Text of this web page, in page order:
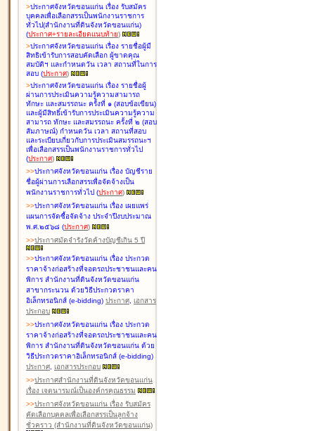
>ประกาศจังหวัดขอนแก่น เรื่อง รับสมัคร
บุคคลเพื่อเลือกสรรเป็นพนักงานราชการ
ทั่วไป(สำนักงานที่ดินจังหวัดขอนแก่น)
(ประกาศ+รายละเอียดแนบท้าย)
>ประกาศจังหวัดขอนแก่น เรื่อง รายชื่อผู้มี
สิทธิเข้ารับการสอบคัดเลือก ผู้ขาดคุณ
สมบัติฯ และกำหนดวัน เวลา สถานที่ในการ
สอบ (ประกาศ)
>ประกาศจังหวัดขอนแก่น เรื่อง รายชื่อผู้
ผ่านการประเมินความรู้ความสามารถ
ทักษะ และสมรรถนะ ครั้งที่ ๑ (สอบข้อเขียน)
และผู้มีสิทธิ์เข้ารับการประเมินความรู้ความ
สามารถ ทักษะ และสมรรถนะ ครั้งที่ ๒ (สอบ
สัมภาษณ์) กำหนดวัน เวลา สถานที่สอบ
และระเบียบเกี่ยวกับการประเมินสมรรถนะฯ
เพื่อเลือกสรรเป็นพนักงานราชการทั่วไป
(ประกาศ)
>>ประกาศจังหวัดขอนแก่น เรื่อง บัญชีราย
ชื่อผู้ผ่านการเลือกสรรเพื่อจัดจ้างเป็น
พนักงานราชการทั่วไป (ประกาศ)
>>ประกาศจังหวัดขอนแก่น เรื่อง เผยแพร่
แผนการจัดซื้อจัดจ้าง ประจำปีงบประมาณ
พ.ศ.๒๕๖๘ (ประกาศ)
>>ประกาศมัดจำรังวัดค้างบัญชีเกิน 5 ปี
>>ประกาศจังหวัดขอนแก่น เรื่อง ประกวด
ราคาจ้างก่อสร้างที่จอดรถประชาชนและคน
พิการ สำนักงานที่ดินจังหวัดขอนแก่น
สาขากระนวน ด้วยวิธีประกวดราคา
อิเล็กทรอนิกส์ (e-bidding) ประกาศ, เอกสาร
ประกอบ
>>ประกาศจังหวัดขอนแก่น เรื่อง ประกวด
ราคาจ้างก่อสร้างที่จอดรถประชาชนและคน
พิการ สำนักงานที่ดินจังหวัดขอนแก่น ด้วย
วิธีประกวดราคาอิเล็กทรอนิกส์ (e-bidding)
ประกาศ, เอกสารประกอบ
>>ประกาศสำนักงานที่ดินจังหวัดขอนแก่น
เรื่อง เจตนารมณ์เป็นองค์กรคุณธรรม
>>ประกาศจังหวัดขอนแก่น เรื่อง รับสมัคร
คัดเลือกบุคคลเพื่อเลือกสรรเป็นลูกจ้าง
ชั่วคราว (สำนักงานที่ดินจังหวัดขอนแก่น)